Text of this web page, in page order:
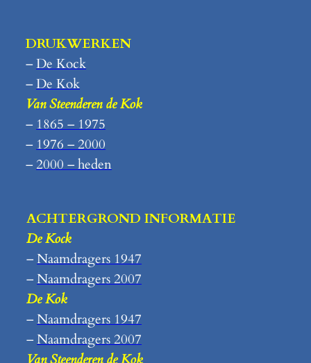
DRUKWERKEN
–De Kock
–De Kok
Van Steenderen de Kok
–1865 – 1975
–1976 – 2000
–2000 – heden
ACHTERGROND INFORMATIE
De Kock
–Naamdragers 1947
–Naamdragers 2007
De Kok
–Naamdragers 1947
–Naamdragers 2007
Van Steenderen de Kok